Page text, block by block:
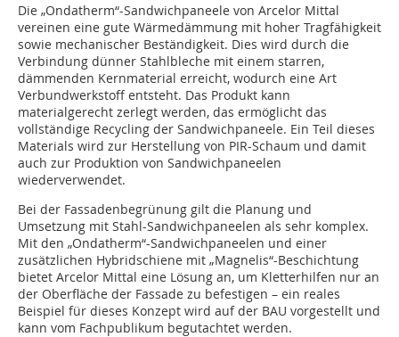
Die „Ondatherm“-Sandwichpaneele von Arcelor Mittal
vereinen eine gute Wärmedämmung mit hoher Tragfähigkeit
sowie mechanischer Beständigkeit. Dies wird durch die
Verbindung dünner Stahlbleche mit einem starren,
dämmenden Kernmaterial erreicht, wodurch eine Art
Verbundwerkstoff entsteht. Das Produkt kann
materialgerecht zerlegt werden, das ermöglicht das
vollständige Recycling der Sandwichpaneele. Ein Teil dieses
Materials wird zur Herstellung von PIR-Schaum und damit
auch zur Produktion von Sandwichpaneelen
wiederverwendet.
Bei der Fassadenbegrünung gilt die Planung und
Umsetzung mit Stahl-Sandwichpaneelen als sehr komplex.
Mit den „Ondatherm“-Sandwichpaneelen und ­einer
zusätzlichen Hybridschiene mit „Magnelis“-Beschichtung
bietet Arcelor Mittal eine Lösung an, um Kletterhilfen nur an
der Oberfläche der Fassade zu befestigen – ein reales
Beispiel für dieses Konzept wird auf der BAU vorgestellt und
kann vom Fachpublikum begutachtet werden.